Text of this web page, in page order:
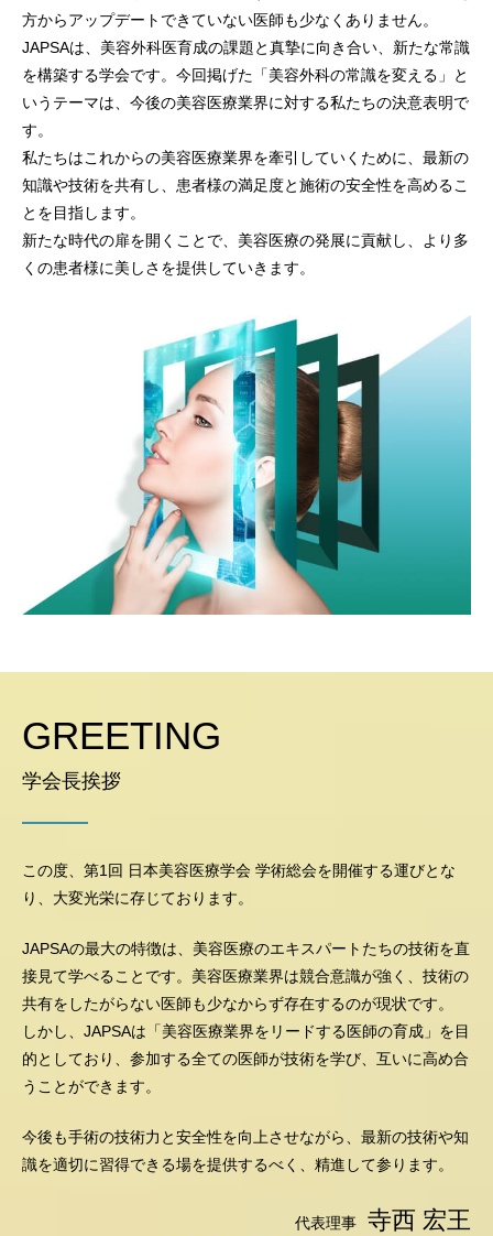
方からアップデートできていない医師も少なくありません。
JAPSAは、美容外科医育成の課題と真摯に向き合い、新たな常識
を構築する学会です。今回掲げた「美容外科の常識を変える」と
いうテーマは、今後の美容医療業界に対する私たちの決意表明で
す。
私たちはこれからの美容医療業界を牽引していくために、最新の
知識や技術を共有し、患者様の満足度と施術の安全性を高めるこ
とを目指します。
新たな時代の扉を開くことで、美容医療の発展に貢献し、より多
くの患者様に美しさを提供していきます。
GREETING
学会長挨拶
この度、第1回 日本美容医療学会 学術総会を開催する運びとな
り、大変光栄に存じております。
JAPSAの最大の特徴は、美容医療のエキスパートたちの技術を直
接見て学べることです。美容医療業界は競合意識が強く、技術の
共有をしたがらない医師も少なからず存在するのが現状です。
しかし、JAPSAは「美容医療業界をリードする医師の育成」を目
的としており、参加する全ての医師が技術を学び、互いに高め合
うことができます。
今後も手術の技術力と安全性を向上させながら、最新の技術や知
識を適切に習得できる場を提供するべく、精進して参ります。
代表理事 寺西 宏王